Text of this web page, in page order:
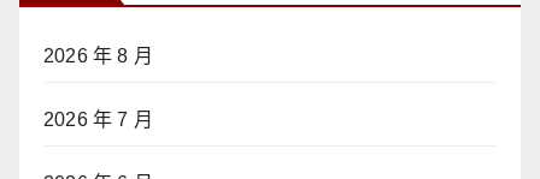
2026 年 8 月
2026 年 7 月